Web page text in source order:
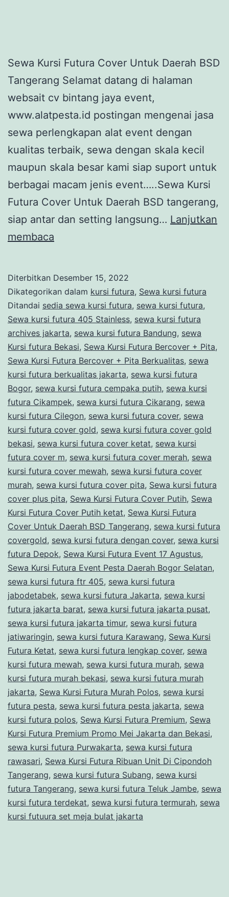
Sewa Kursi Futura Cover Untuk Daerah BSD
Tangerang Selamat datang di halaman
websait cv bintang jaya event,
www.alatpesta.id postingan mengenai jasa
sewa perlengkapan alat event dengan
kualitas terbaik, sewa dengan skala kecil
maupun skala besar kami siap suport untuk
berbagai macam jenis event…..Sewa Kursi
Futura Cover Untuk Daerah BSD tangerang,
siap antar dan setting langsung… Lanjutkan
membaca
Cover
Untuk
Daerah
BSD
Tangerang
Diterbitkan Desember 15, 2022
Dikategorikan dalam kursi futura, Sewa kursi futura
Ditandai sedia sewa kursi futura, sewa kursi futura,
Sewa kursi futura 405 Stainless, sewa kursi futura
archives jakarta, sewa kursi futura Bandung, sewa
Kursi futura Bekasi, Sewa Kursi Futura Bercover + Pita,
Sewa Kursi Futura Bercover + Pita Berkualitas, sewa
kursi futura berkualitas jakarta, sewa kursi futura
Bogor, sewa kursi futura cempaka putih, sewa kursi
futura Cikampek, sewa kursi futura Cikarang, sewa
kursi futura Cilegon, sewa kursi futura cover, sewa
kursi futura cover gold, sewa kursi futura cover gold
bekasi, sewa kursi futura cover ketat, sewa kursi
futura cover m, sewa kursi futura cover merah, sewa
kursi futura cover mewah, sewa kursi futura cover
murah, sewa kursi futura cover pita, Sewa kursi futura
cover plus pita, Sewa Kursi Futura Cover Putih, Sewa
Kursi Futura Cover Putih ketat, Sewa Kursi Futura
Cover Untuk Daerah BSD Tangerang, sewa kursi futura
covergold, sewa kursi futura dengan cover, sewa kursi
futura Depok, Sewa Kursi Futura Event 17 Agustus,
Sewa Kursi Futura Event Pesta Daerah Bogor Selatan,
sewa kursi futura ftr 405, sewa kursi futura
jabodetabek, sewa kursi futura Jakarta, sewa kursi
futura jakarta barat, sewa kursi futura jakarta pusat,
sewa kursi futura jakarta timur, sewa kursi futura
jatiwaringin, sewa kursi futura Karawang, Sewa Kursi
Futura Ketat, sewa kursi futura lengkap cover, sewa
kursi futura mewah, sewa kursi futura murah, sewa
kursi futura murah bekasi, sewa kursi futura murah
jakarta, Sewa Kursi Futura Murah Polos, sewa kursi
futura pesta, sewa kursi futura pesta jakarta, sewa
kursi futura polos, Sewa Kursi Futura Premium, Sewa
Kursi Futura Premium Promo Mei Jakarta dan Bekasi,
sewa kursi futura Purwakarta, sewa kursi futura
rawasari, Sewa Kursi Futura Ribuan Unit Di Cipondoh
Tangerang, sewa kursi futura Subang, sewa kursi
futura Tangerang, sewa kursi futura Teluk Jambe, sewa
kursi futura terdekat, sewa kursi futura termurah, sewa
kursi futuura set meja bulat jakarta